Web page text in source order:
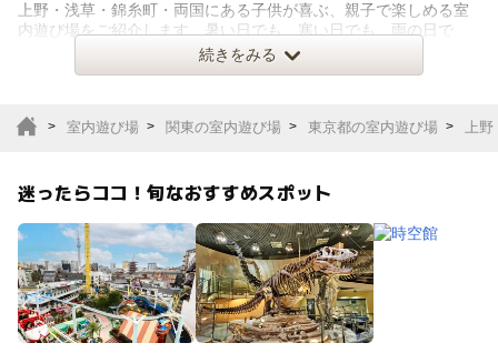
室内遊び場 遊園地
サファリパーク
植物園・フラワーパー
釣り 自然景観
いちご狩り 農業体験
上野・浅草・錦糸町・両国にある子供が喜ぶ、親子で楽しめる室
内遊び場をご紹介します。暑い日でも、寒い日でも、雨の日で
も、天候に関わらず安心して、ト
続きをみる
室内遊び場 関東の室内遊び場 東京都の室内遊び場 上
迷ったらココ！旬なおすすめスポット